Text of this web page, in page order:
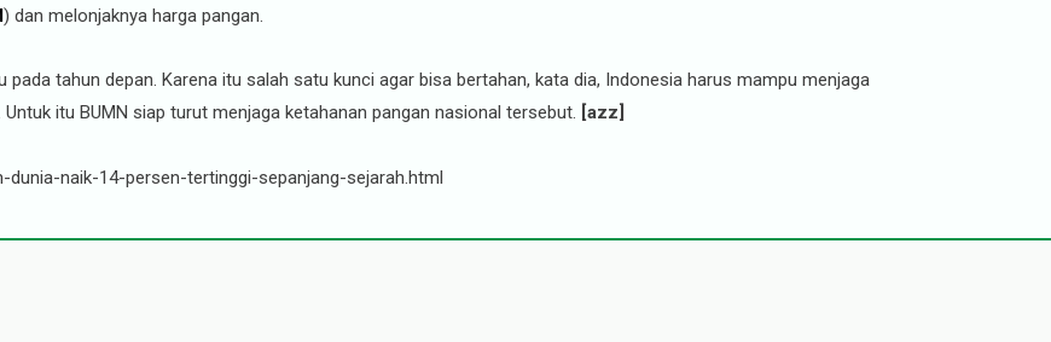
) dan melonjaknya harga pangan.
tahun depan. Karena itu salah satu kunci agar bisa bertahan, kata dia, Indonesia harus mampu menjaga
itu BUMN siap turut menjaga ketahanan pangan nasional tersebut. [azz]
naik-14-persen-tertinggi-sepanjang-sejarah.html